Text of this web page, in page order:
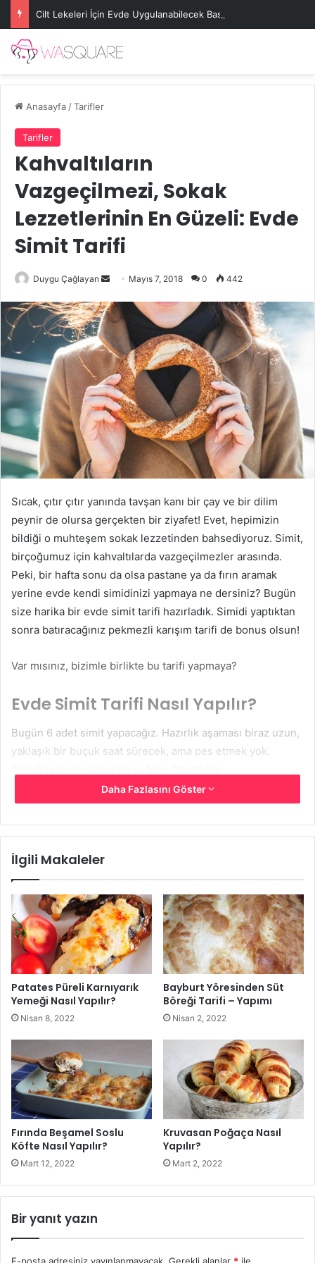
Cilt Lekeleri İçin Evde Uygulanabilecek Basit Maskeler
Anasayfa/Tarifler
Tarifler
Kahvaltıların
Vazgeçilmezi, Sokak
Lezzetlerinin En Güzeli: Evde
Simit Tarifi
Duygu Çağlayan
Bir
posta
göndermek
Mayıs 7, 2018 0 442
Sıcak, çıtır çıtır yanında tavşan kanı bir çay ve bir dilim
peynir de olursa gerçekten bir ziyafet! Evet, hepimizin
bildiği o muhteşem sokak lezzetinden bahsediyoruz. Simit,
birçoğumuz için kahvaltılarda vazgeçilmezler arasında.
Peki, bir hafta sonu da olsa pastane ya da fırın aramak
yerine evde kendi simidinizi yapmaya ne dersiniz? Bugün
size harika bir evde simit tarifi hazırladık. Simidi yaptıktan
sonra batıracağınız pekmezli karışım tarifi de bonus olsun!
Var mısınız, bizimle birlikte bu tarifi yapmaya?
Evde Simit Tarifi Nasıl Yapılır?
Bugün 6 adet simit yapacağız. Hazırlık aşaması biraz uzun,
yaklaşık bir buçuk saat sürecek, ama pes etmek yok.
Malzemeler:
4 su bardağı un
Kuru Maya
1 yemek kaşığı
1 tatlı kaşığı toz şeker
1 su bardağı ılık su
1 tatlı kaşığı tuz
Üzeri İçin:
Daha Fazlasını Göster
İlgili Makaleler
Patates Püreli Karnıyarık
Yemeği Nasıl Yapılır?
Nisan 8, 2022
Bayburt Yöresinden Süt
Böreği Tarifi – Yapımı
Nisan 2, 2022
Fırında Beşamel Soslu
Köfte Nasıl Yapılır?
Mart 12, 2022
Kruvasan Poğaça Nasıl
Yapılır?
Mart 2, 2022
Bir yanıt yazın
E-posta adresiniz yayınlanmayacak. Gerekli alanlar * ile